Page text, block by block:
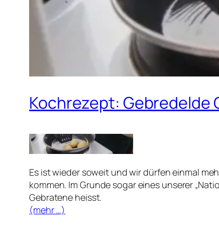
Kochrezept: Gebredelde
Es ist wieder soweit und wir dürfen einmal
kommen. Im Grunde sogar eines unserer
Gebratene heisst.
(mehr …)